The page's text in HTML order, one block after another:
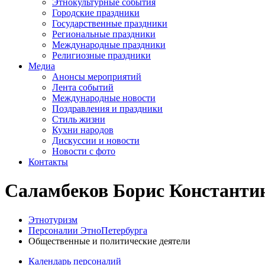
Этнокультурные события
Городские праздники
Государственные праздники
Региональные праздники
Международные праздники
Религиозные праздники
Медиа
Анонсы мероприятий
Лента событий
Международные новости
Поздравления и праздники
Cтиль жизни
Кухни народов
Дискуссии и новости
Новости с фото
Контакты
Саламбеков Борис
Этнотуризм
Персоналии ЭтноПетербурга
Общественные и политические деятели
Календарь персоналий